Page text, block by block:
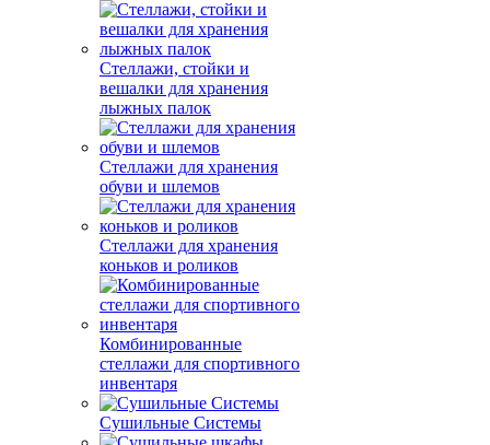
Стеллажи, стойки и
вешалки для хранения
лыжных палок
Стеллажи для хранения
обуви и шлемов
Стеллажи для хранения
коньков и роликов
Комбинированные
стеллажи для спортивного
инвентаря
Сушильные Системы